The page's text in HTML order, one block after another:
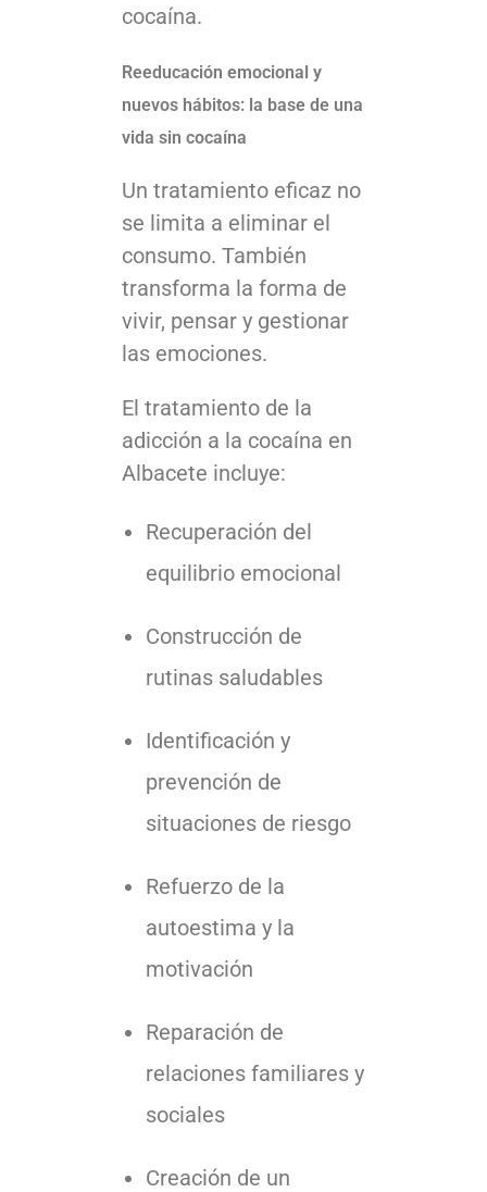
cocaína.
Reeducación emocional y
nuevos hábitos: la base de una
vida sin cocaína
Un tratamiento eficaz no
se limita a eliminar el
consumo. También
transforma la forma de
vivir, pensar y gestionar
las emociones.
El tratamiento de la
adicción a la cocaína en
Albacete incluye:
Recuperación del
equilibrio emocional
Construcción de
rutinas saludables
Identificación y
prevención de
situaciones de riesgo
Refuerzo de la
autoestima y la
motivación
Reparación de
relaciones familiares y
sociales
Creación de un